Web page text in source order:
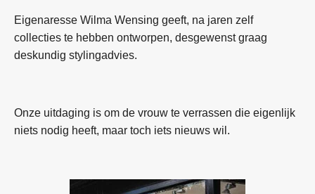
Eigenaresse Wilma Wensing geeft, na jaren zelf
collecties te hebben ontworpen, desgewenst graag
deskundig stylingadvies.
Onze uitdaging is om de vrouw te verrassen die eigenlijk
niets nodig heeft, maar toch iets nieuws wil.